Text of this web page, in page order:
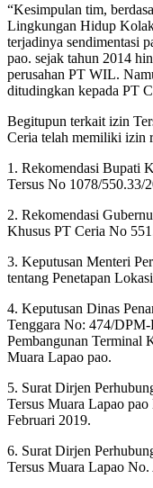
“Kesimpulan tim,
Lingkungan Hidup
terjadinya sendimentasi
pao. sejak tahun 2014
perusahan PT WIL.
ditudingkan kepada PT
Begitupun terkait izin
Ceria telah memiliki izin
1. Rekomendasi Bupati
Tersus No 1078/550.33/
2. Rekomendasi
Khusus PT Ceria No
3. Keputusan Menteri
tentang Penetapan
4. Keputusan Dinas
Tenggara No: 474/
Pembangunan Terminal
Muara Lapao pao.
5. Surat Dirjen
Tersus Muara Lapao
Februari 2019.
6. Surat Dirjen
Tersus Muara Lapao